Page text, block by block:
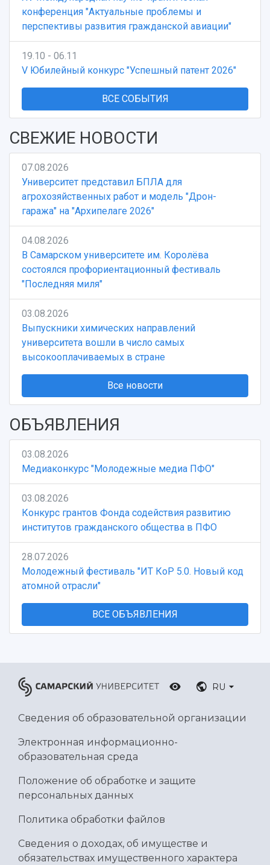
конференция "Актуальные проблемы и
перспективы развития гражданской авиации"
19.10 - 06.11
V Юбилейный конкурс "Успешный патент 2026"
ВСЕ СОБЫТИЯ
СВЕЖИЕ НОВОСТИ
07.08.2026
Университет представил БПЛА для
агрохозяйственных работ и модель "Дрон-
гаража" на "Архипелаге 2026"
04.08.2026
В Самарском университете им. Королёва
состоялся профориентационный фестиваль
"Последняя миля"
03.08.2026
Выпускники химических направлений
университета вошли в число самых
высокооплачиваемых в стране
Все новости
ОБЪЯВЛЕНИЯ
03.08.2026
Медиаконкурс "Молодежные медиа ПФО"
03.08.2026
Конкурс грантов Фонда содействия развитию
институтов гражданского общества в ПФО
28.07.2026
Молодежный фестиваль "ИТ КоР 5.0. Новый код
атомной отрасли"
ВСЕ ОБЪЯВЛЕНИЯ
RU
Сведения об образовательной организации
Электронная информационно-
образовательная среда
Положение об обработке и защите
персональных данных
Политика обработки файлов
Сведения о доходах, об имуществе и
обязательствах имущественного характера